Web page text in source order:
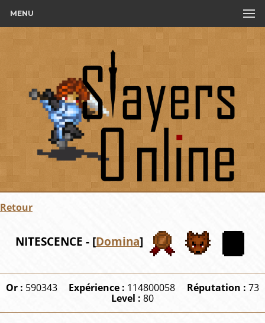
MENU
Retour
NITESCENCE - [Domina]
Or : 590343 Expérience : 114800058 Réputation :73
Level : 80